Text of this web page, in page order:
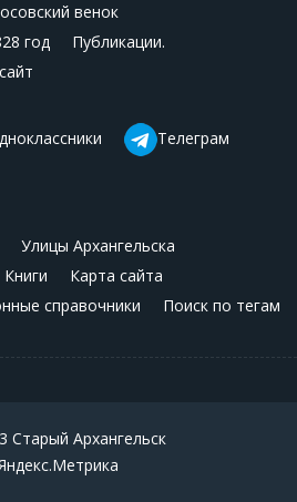
венок
год
Публикации.
Телеграм
Улицы Архангельска
Книги
Карта сайта
справочники Поиск по тегам
Старый Архангельск